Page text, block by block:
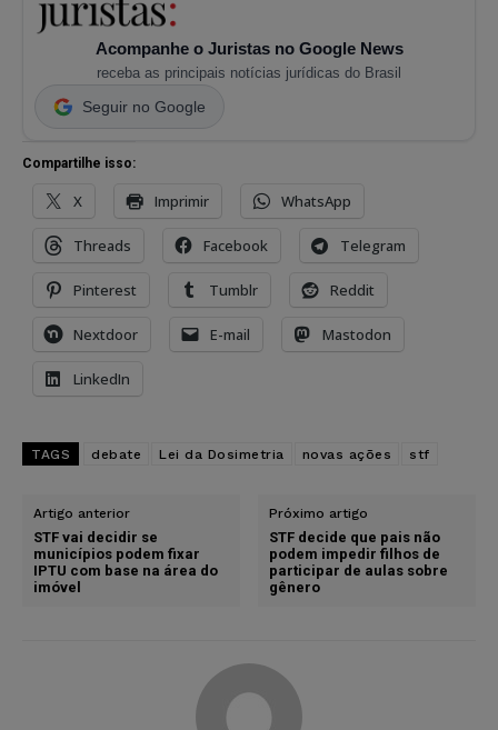
Acompanhe o Juristas no Google News
receba as principais notícias jurídicas do Brasil
Seguir no Google
Compartilhe isso:
X Imprimir WhatsApp
Threads Facebook Telegram
Pinterest Tumblr Reddit
Nextdoor E-mail Mastodon
LinkedIn
TAGS debate Lei da Dosimetria novas ações stf
Artigo anterior
STF vai decidir se
municípios podem fixar
IPTU com base na área do
imóvel
Próximo artigo
STF decide que pais não
podem impedir filhos de
participar de aulas sobre
gênero